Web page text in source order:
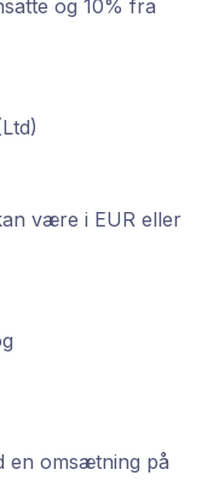
og 10% fra
være i EUR eller
en omsætning på